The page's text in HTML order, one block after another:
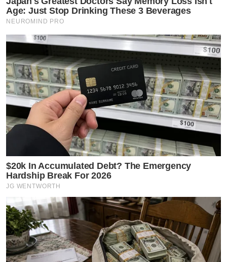
Age: Just Stop Drinking These 3 Beverages
NEUROMIND PRO
$20k In Accumulated Debt? The Emergency
Hardship Break For 2026
JG WENTWORTH